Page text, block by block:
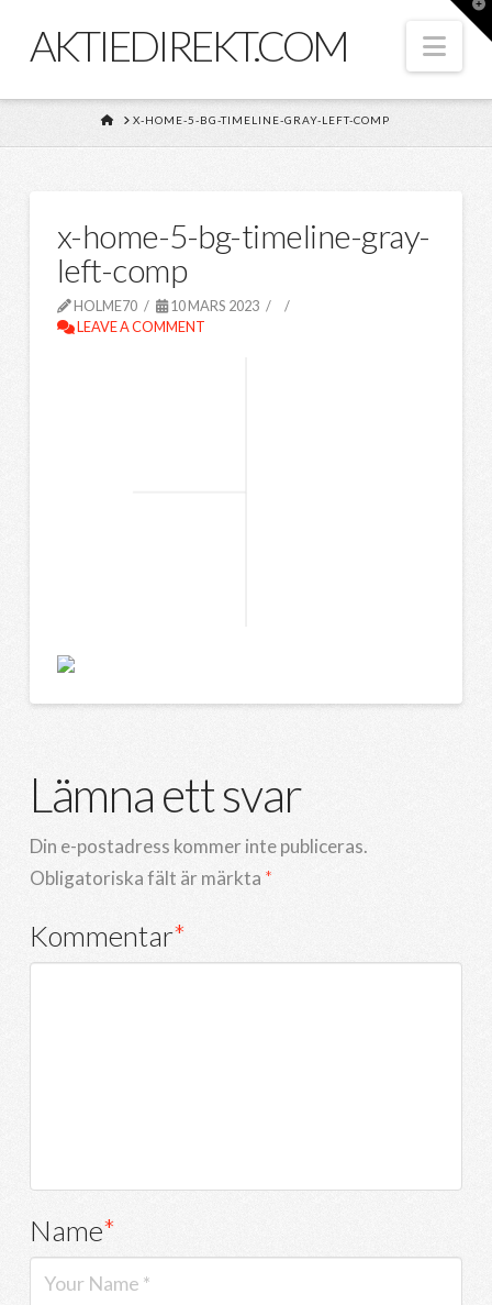
AKTIEDIREKT.COM
HOMEX-HOME-5-BG-TIMELINE-GRAY-LEFT-COMP
x-home-5-bg-timeline-gray-
left-comp
HOLME70
10 MARS 2023
LEAVE A COMMENT
Lämna ett svar
Din e-postadress kommer inte publiceras.
Obligatoriska fält är märkta *
Kommentar*
Name*